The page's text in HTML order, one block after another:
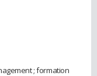
; formation